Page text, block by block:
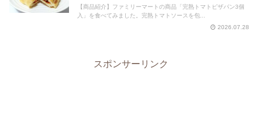
【商品紹介】ファミリーマートの商品「完熟トマトピザパン3個
入」を食べてみました。完熟トマトソースを包...
2026.07.28
スポンサーリンク